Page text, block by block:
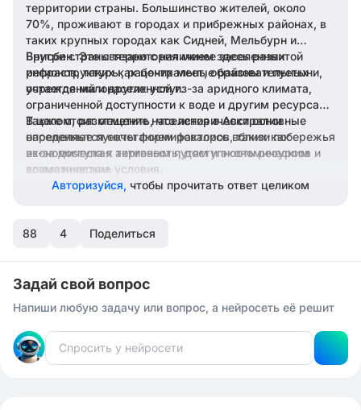
территории страны. Большинство жителей, около
70%, проживают в городах и прибрежных районах, в
таких крупных городах как Сидней, Мельбурн и
Брисбен. Это связано с наличием здесь развитой
инфраструктуры, рабочих мест, образовательных
учреждений и других услуг.
Внутри страны территория менее заселенных
регионов, таких как центральные районы и пустыни,
остается малонаселенной из-за аридного климата,
ограниченной доступности к воде и другим ресурсам.
Также стоит отметить, что исторически основные
населенные пункты формировались вблизи побережья
из-за доступа к торговым путям и экономическим
возможностям.
В целом, размещение населения в Австралии
определяется сочетанием факторов, таких как
экономическая активность, доступность ресурсов и
климатические условия.
Авторизуйся, чтобы прочитать ответ целиком
88 4 Поделиться
Задай свой вопрос
Напиши любую задачу или вопрос, а нейросеть её решит